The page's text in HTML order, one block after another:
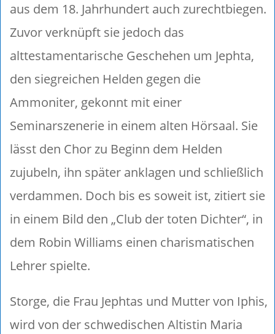
aus dem 18. Jahrhundert auch zurechtbiegen.
Zuvor verknüpft sie jedoch das
alttestamentarische Geschehen um Jephta,
den siegreichen Helden gegen die
Ammoniter, gekonnt mit einer
Seminarszenerie in einem alten Hörsaal. Sie
lässt den Chor zu Beginn dem Helden
zujubeln, ihn später anklagen und schließlich
verdammen. Doch bis es soweit ist, zitiert sie
in einem Bild den „Club der toten Dichter“, in
dem Robin Williams einen charismatischen
Lehrer spielte.
Storge, die Frau Jephtas und Mutter von Iphis,
wird von der schwedischen Altistin Maria